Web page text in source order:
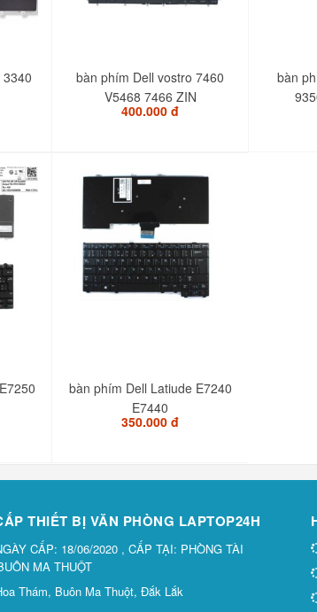
bàn phím Dell vostro 7460
V5468 7466 ZIN
400.000 đ
bàn
bàn phím Dell Latiude E7240
E7440
350.000 đ
THIẾT BỊ VĂN PHÒNG LAPTOP24H
CẤP: 18/06/2020 , CẤP TẠI: PHÒNG TÀI
MA THUỘT
Thám, Buôn Ma Thuột, Đắk Lắk